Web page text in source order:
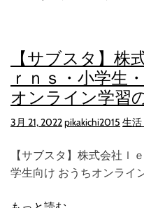
【サブスタ】株
ｒｎｓ・小学生
オンライン学習
3月 21, 2022pikakichi2015 生活
【サブスタ】株式会社ｌ
学生向け おうちオンライ